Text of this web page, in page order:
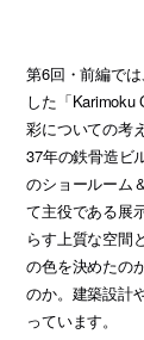
第6回・前編で
した「Karimoku
彩についての考
37年の鉄骨造ビ
のショールーム
て主役である展
らす上質な空間
の色を決めたの
のか。建築設計
っています。